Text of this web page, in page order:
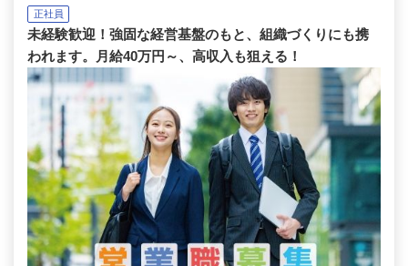
正社員
未経験歓迎！強固な経営基盤のもと、組織づくりにも携
われます。月給40万円～、高収入も狙える！